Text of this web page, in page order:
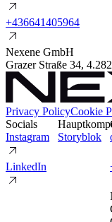
+436641405964
Nexene GmbH
Grazer Straße 34, 4.2
Privacy PolicyCookie
Socials
Instagram
LinkedIn
Storyblok